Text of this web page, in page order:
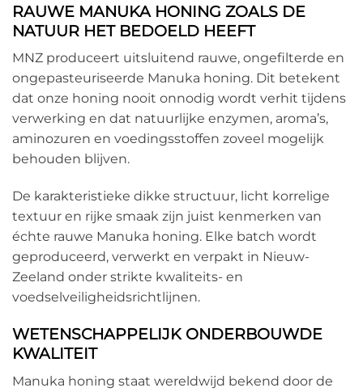
RAUWE MANUKA HONING ZOALS DE
NATUUR HET BEDOELD HEEFT
MNZ produceert uitsluitend rauwe, ongefilterde en
ongepasteuriseerde Manuka honing. Dit betekent
dat onze honing nooit onnodig wordt verhit tijdens
verwerking en dat natuurlijke enzymen, aroma’s,
aminozuren en voedingsstoffen zoveel mogelijk
behouden blijven.
De karakteristieke dikke structuur, licht korrelige
textuur en rijke smaak zijn juist kenmerken van
échte rauwe Manuka honing. Elke batch wordt
geproduceerd, verwerkt en verpakt in Nieuw-
Zeeland onder strikte kwaliteits- en
voedselveiligheidsrichtlijnen.
WETENSCHAPPELIJK ONDERBOUWDE
KWALITEIT
Manuka honing staat wereldwijd bekend door de